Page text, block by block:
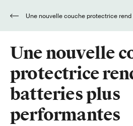
Une nouvelle
protectrice
batteries plus
performantes